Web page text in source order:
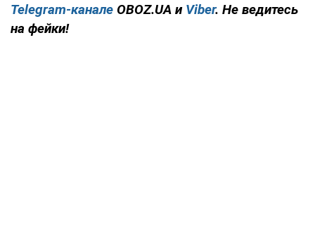
Telegram-канале OBOZ.UA и Viber. Не ведитесь
на фейки!